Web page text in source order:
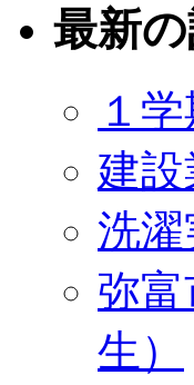
最新
１
建
洗
弥
生）